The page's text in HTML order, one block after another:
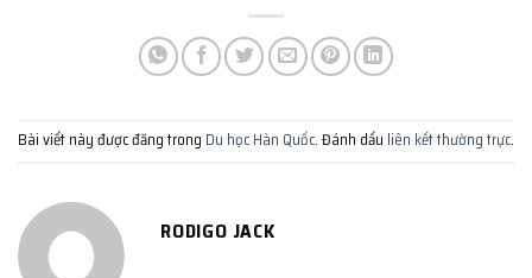
Bài viết này được đăng trong Du học Hàn Quốc. Đánh dấu liên kết thường trực.
RODIGO JACK